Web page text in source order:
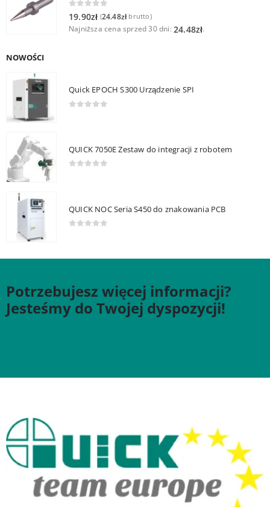
0out of 5
19.90zł (24.48złbrutto)
Najniższa cena sprzed 30 dni: 24.48zł.
NOWOŚCI
Quick EPOCH S300 Urządzenie SPI
QUICK 7050E Zestaw do integracji z robotem
QUICK NOC Seria S450 do znakowania PCB
Potrzebujesz więcej informacji?
Jesteśmy do Twojej dyspozycji!